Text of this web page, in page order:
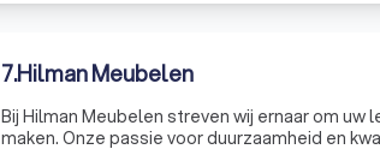
7.Hilman Meubelen
Bij Hilman Meubelen streven wij ernaar om
maken. Onze passie voor duurzaamheid en